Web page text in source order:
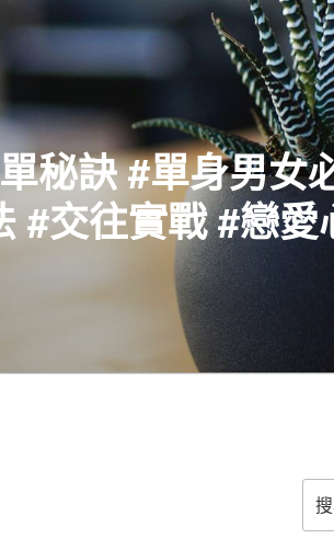
秘訣 #單身男女
#交往實戰 #戀
尋
關